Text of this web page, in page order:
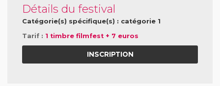
Détails du festival
Catégorie(s) spécifique(s) : catégorie 1
Tarif : 1 timbre filmfest + 7 euros
INSCRIPTION